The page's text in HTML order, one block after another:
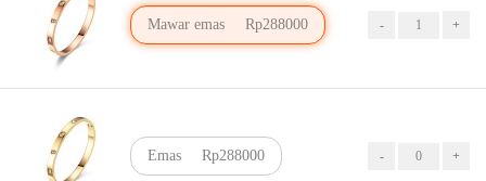
Mawar emas Rp288000
Emas Rp288000